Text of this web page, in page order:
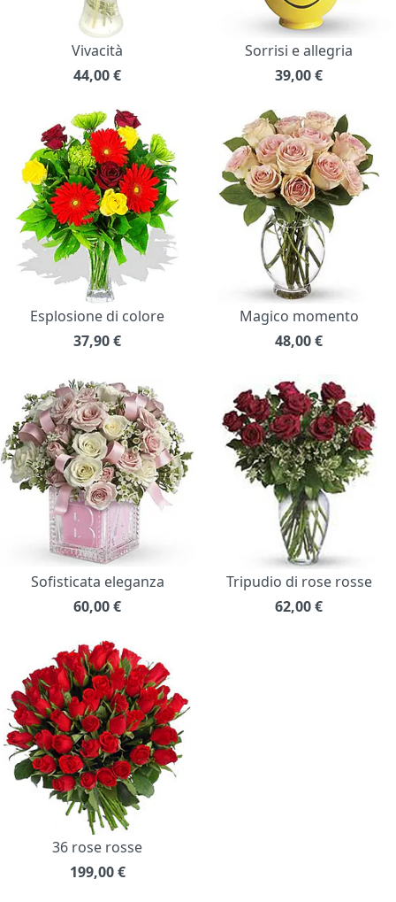
Vivacità
44,00€
Sorrisi e allegria
39,00€
Esplosione di colore
37,90€
Magico momento
48,00€
Sofisticata eleganza
60,00€
Tripudio di rose rosse
62,00€
36 rose rosse
199,00 €